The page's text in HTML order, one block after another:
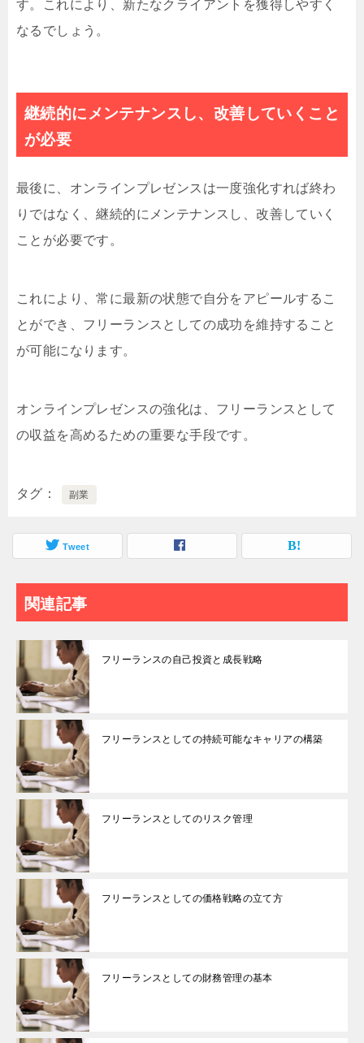
す。これにより、新たなクライアントを獲得しやすく
なるでしょう。
継続的にメンテナンスし、改善していくこと
が必要
最後に、オンラインプレゼンスは一度強化すれば終わ
りではなく、継続的にメンテナンスし、改善していく
ことが必要です。
これにより、常に最新の状態で自分をアピールするこ
とができ、フリーランスとしての成功を維持すること
が可能になります。
オンラインプレゼンスの強化は、フリーランスとして
の収益を高めるための重要な手段です。
タグ 副業
Tweet
関連記事
フリーランスの自己投資と成長戦略
フリーランスとしての持続可能なキャリアの構築
フリーランスとしてのリスク管理
フリーランスとしての価格戦略の立て方
フリーランスとしての財務管理の基本